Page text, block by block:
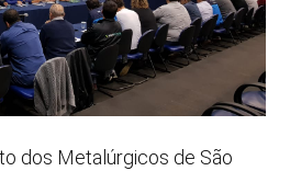
dos Metalúrgicos de São